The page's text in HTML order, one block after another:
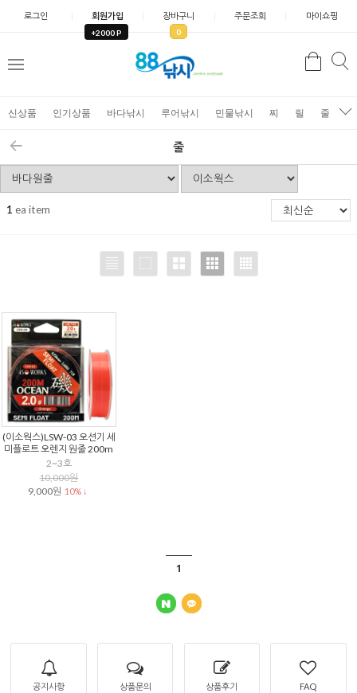
로그인 회원가입
+2000 P
장바구니
0
주문조회 마이쇼핑
검
신상품 인기상품 바다낚시 루어낚시 민물낚시 찌 릴 줄
줄
1 ea item
(이소웍스)LSW-03 오션기 세
미플로트 오렌지 원줄 200m
2~3호
10,000원
9,000원 10% ↓
1
공지사항 상품문의 상품후기 FAQ